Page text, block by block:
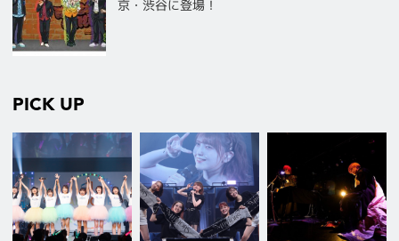
京・渋谷に登場！
PICK UP